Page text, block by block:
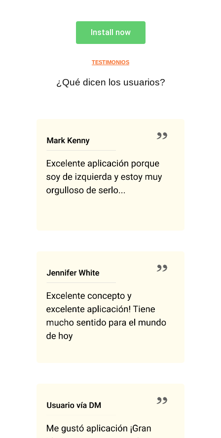
Install now
TESTIMONIOS
¿Qué dicen los usuarios?